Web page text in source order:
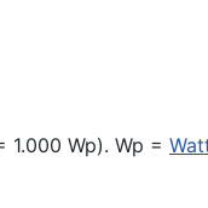
1.000 Wp). Wp =